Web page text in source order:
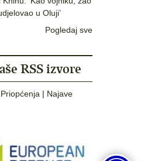
u Oluji’
Pogledaj sve
RSS izvore
Priopćenja | Najave